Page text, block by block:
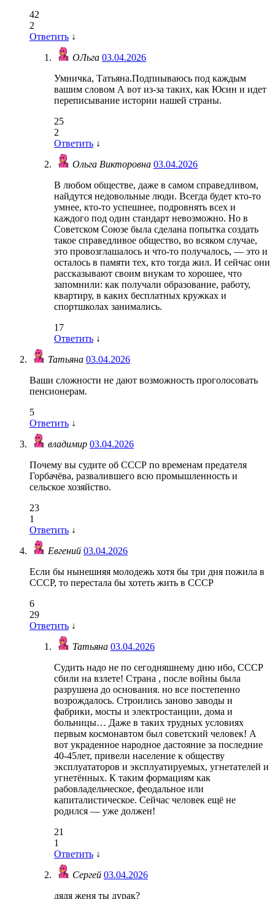
42
2
Ответить ↓
ОЛьга 03.04.2026
Умничка, Татьяна.Подпиываюсь под каждым
вашим словом А вот из-за таких, как Юсин и идет
переписывание истории нашей страны.
25
2
Ответить ↓
Ольга Викторовна 03.04.2026
В любом обществе, даже в самом справедливом,
найдутся недовольные люди. Всегда будет кто-то
умнее, кто-то успешнее, подровнять всех и
каждого под один стандарт невозможно. Но в
Советском Союзе была сделана попытка создать
такое справедливое общество, во всяком случае,
это провозглашалось и что-то получалось, — это и
осталось в памяти тех, кто тогда жил. И сейчас они
рассказывают своим внукам то хорошее, что
запомнили: как получали образование, работу,
квартиру, в каких бесплатных кружках и
спортшколах занимались.
17
Ответить ↓
Татьяна 03.04.2026
Ваши сложности не дают возможность проголосовать
пенсионерам.
5
Ответить ↓
владимир 03.04.2026
Почему вы судите об СССР по временам предателя
Горбачёва, развалившего всю промышленность и
сельское хозяйство.
23
1
Ответить ↓
Евгений 03.04.2026
Если бы нынешняя молодежь хотя бы три дня пожила в
СССР, то перестала бы хотеть жить в СССР
6
29
Ответить ↓
Татьяна 03.04.2026
Судить надо не по сегодняшнему дню ибо, СССР
сбили на взлете! Страна , после войны была
разрушена до основания. но все постепенно
возрождалось. Строились заново заводы и
фабрики, мосты и электростанции, дома и
больницы… Даже в таких трудных условиях
первым космонавтом был советский человек! А
вот украденное народное дастояние за последние
40-45лет, привели население к обществу
эксплуататоров и эксплуатируемых, угнетателей и
угнетённых. К таким формациям как
рабовладельческое, феодальное или
капиталистическое. Сейчас человек ещё не
родился — уже должен!
21
1
Ответить ↓
Сергей 03.04.2026
дядя женя ты дурак?